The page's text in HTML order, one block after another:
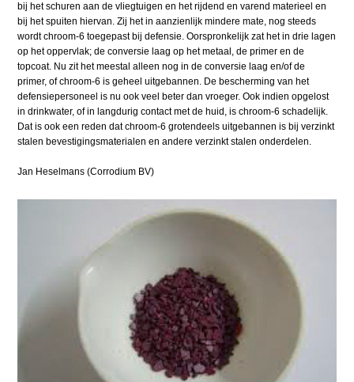
bij het schuren aan de vliegtuigen en het rijdend en varend materieel en
bij het spuiten hiervan. Zij het in aanzienlijk mindere mate, nog steeds
wordt chroom-6 toegepast bij defensie. Oorspronkelijk zat het in drie lagen
op het oppervlak; de conversie laag op het metaal, de primer en de
topcoat. Nu zit het meestal alleen nog in de conversie laag en/of de
primer, of chroom-6 is geheel uitgebannen. De bescherming van het
defensiepersoneel is nu ook veel beter dan vroeger. Ook indien opgelost
in drinkwater, of in langdurig contact met de huid, is chroom-6 schadelijk.
Dat is ook een reden dat chroom-6 grotendeels uitgebannen is bij verzinkt
stalen bevestigingsmaterialen en andere verzinkt stalen onderdelen.
Jan Heselmans (Corrodium BV)